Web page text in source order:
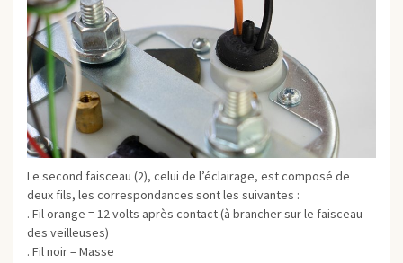
Le second faisceau (2), celui de l’éclairage, est composé de
deux fils, les correspondances sont les suivantes :
. Fil orange = 12 volts après contact (à brancher sur le faisceau
des veilleuses)
. Fil noir = Masse